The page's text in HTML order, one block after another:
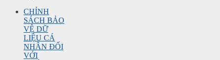
CHÍNH
SÁCH BẢO
VỆ DỮ
LIỆU CÁ
NHÂN ĐỐI
VỚI